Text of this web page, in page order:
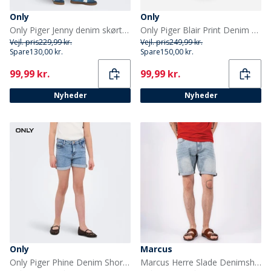
Only
Only Piger Jenny denim skørt Light Blue Denim
Vejl. pris229,99 kr.
Spare130,00 kr.
Current
99,99 kr.
Nyheder
Only
Only Piger Blair Print Denim Shorts Light Grey Denim
Vejl. pris249,99 kr.
Spare150,00 kr.
Current
99,99 kr.
Nyheder
Only
Only Piger Phine Denim Shorts Light Blue Denim
Marcus
Marcus Herre Slade Denimshorts Blå